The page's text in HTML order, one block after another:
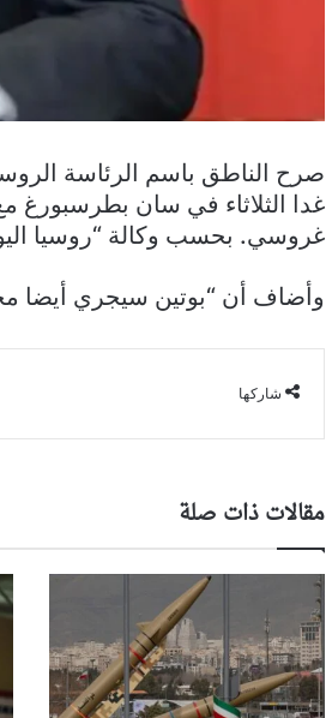
صرح الناطق باسم الرئاسة
غدا الثلاثاء في سان بطرسبورغ مع
غروسي. بحسب وكالة “روسيا
وأضاف أن “بوتين سيجري أيضا
شاركها
مقالات ذات صلة